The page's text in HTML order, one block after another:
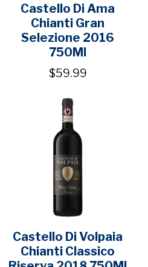
Castello Di Ama
Chianti Gran
Selezione 2016
750Ml
$59.99
Castello Di Volpaia
Chianti Classico